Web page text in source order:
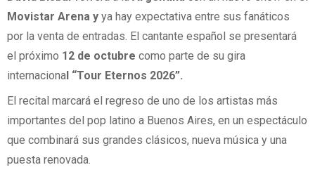
Movistar Arena y ya hay expectativa entre sus fanáticos
por la venta de entradas. El cantante español se presentará
el próximo 12 de octubre como parte de su gira
internaciona l “Tour Eternos 2026”.
El recital marcará el regreso de uno de los artistas más
importantes del pop latino a Buenos Aires, en un espectáculo
que combinará sus grandes clásicos, nueva música y una
puesta renovada.